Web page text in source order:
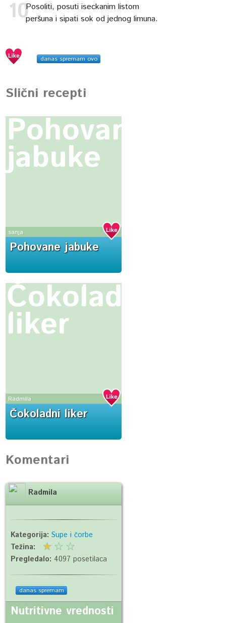
Posoliti, posuti iseckanim listom
peršuna i sipati sok od jednog limuna.
danas spremam ovo
Slični recepti
Pohovane
jabuke
sanja
Pohovane jabuke
Čokoladni
liker
Radmila
Čokoladni liker
Komentari
Radmila
Kategorija:Supe i čorbe
Težina:
Pregledalo: 4097 posetilaca
danas spremam
Nutritivne vrednosti